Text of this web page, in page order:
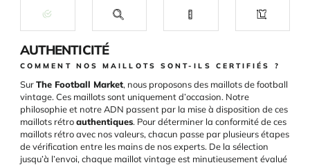
AUTHENTICITÉ
COMMENT NOS MAILLOTS SONT-ILS CERTIFIÉS ?
SurThe Football Market, nous proposons des maillots de football
vintage. Ces maillots sont uniquement d’occasion. Notre
philosophie et notre ADN passent par la mise à disposition de ces
maillots rétroauthentiques. Pour déterminer la conformité de ces
maillots rétro avec nos valeurs, chacun passe par plusieurs étapes
de vérification entre les mains de nos experts. De la sélection
jusqu’à l’envoi, chaque maillot vintage est minutieusement évalué